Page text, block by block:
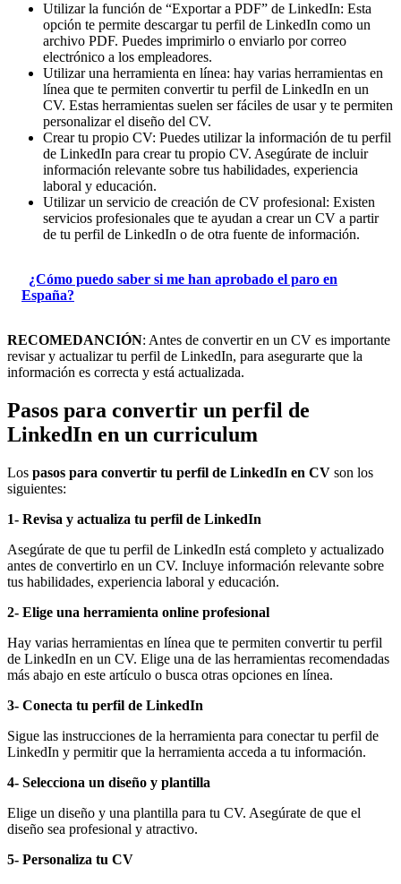
Utilizar la función de “Exportar a PDF” de LinkedIn: Esta
opción te permite descargar tu perfil de LinkedIn como un
archivo PDF. Puedes imprimirlo o enviarlo por correo
electrónico a los empleadores.
Utilizar una herramienta en línea: hay varias herramientas en
línea que te permiten convertir tu perfil de LinkedIn en un
CV. Estas herramientas suelen ser fáciles de usar y te permiten
personalizar el diseño del CV.
Crear tu propio CV: Puedes utilizar la información de tu perfil
de LinkedIn para crear tu propio CV. Asegúrate de incluir
información relevante sobre tus habilidades, experiencia
laboral y educación.
Utilizar un servicio de creación de CV profesional: Existen
servicios profesionales que te ayudan a crear un CV a partir
de tu perfil de LinkedIn o de otra fuente de información.
¿Cómo puedo saber si me han aprobado el paro en
España?
RECOMEDANCIÓN: Antes de convertir en un CV es importante
revisar y actualizar tu perfil de LinkedIn, para asegurarte que la
información es correcta y está actualizada.
Pasos para convertir un perfil de
LinkedIn en un curriculum
Los pasos para convertir tu perfil de LinkedIn en CV son los
siguientes:
1- Revisa y actualiza tu perfil de LinkedIn
Asegúrate de que tu perfil de LinkedIn está completo y actualizado
antes de convertirlo en un CV. Incluye información relevante sobre
tus habilidades, experiencia laboral y educación.
2- Elige una herramienta online profesional
Hay varias herramientas en línea que te permiten convertir tu perfil
de LinkedIn en un CV. Elige una de las herramientas recomendadas
más abajo en este artículo o busca otras opciones en línea.
3- Conecta tu perfil de LinkedIn
Sigue las instrucciones de la herramienta para conectar tu perfil de
LinkedIn y permitir que la herramienta acceda a tu información.
4- Selecciona un diseño y plantilla
Elige un diseño y una plantilla para tu CV. Asegúrate de que el
diseño sea profesional y atractivo.
5- Personaliza tu CV